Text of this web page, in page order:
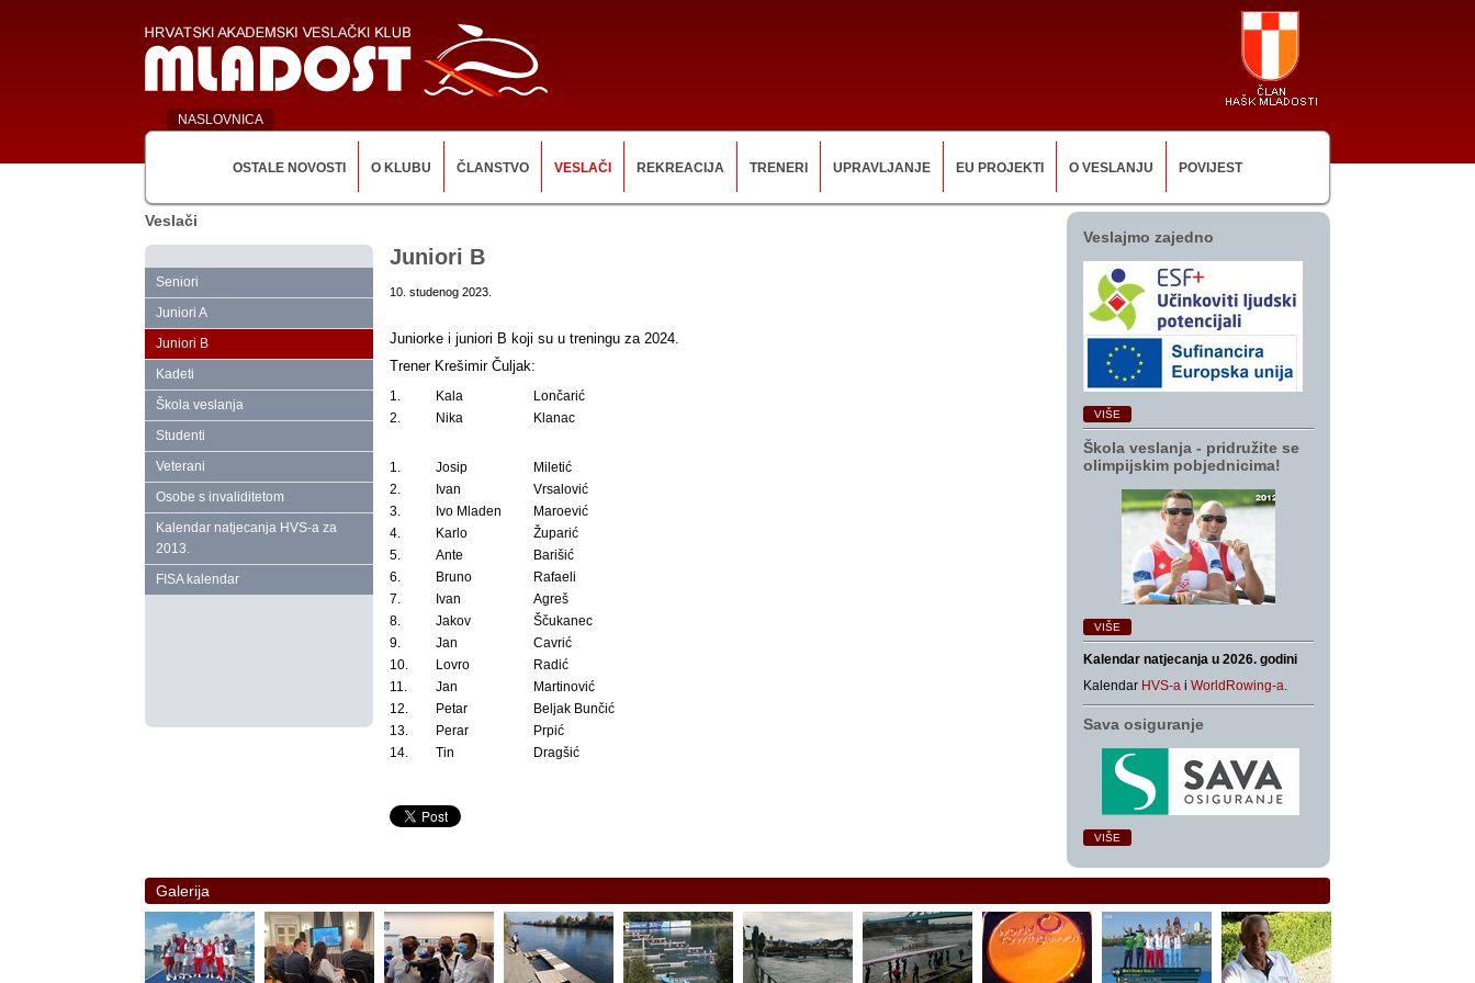
NASLOVNICA
OSTALE NOVOSTI O KLUBU ČLANSTVO VESLAČI REKREACIJA TRENERI UPRAVLJANJE EU PROJEKTI O VESLANJU POVIJEST
Veslači
Seniori
Juniori A
Juniori B
Kadeti
Škola veslanja
Studenti
Veterani
Osobe s invaliditetom
Kalendar natjecanja HVS‑a za
2013.
FISA kalendar
Juniori B
10. studenog 2023.
Juniorke i juniori B koji su u treningu za 2024.
Trener Krešimir Čuljak:
1. Kala
Lončarić
2.
Nika Klanac
1. Josip
Miletić
2.
Ivan
Vrsalović
3.
Ivo Mladen
Maroević
4.
Karlo
Župarić
5.
Ante
Barišić
6.
Bruno
Rafaeli
7.
Ivan
Agreš
8.
Jakov
Ščukanec
9.
Jan
Cavrić
10.
Lovro
Radić
11.
Jan
Martinović
12.
Petar
Beljak Bunčić
13.
Perar
Prpić
14.
Tin Dragšić
Veslajmo zajedno
VIŠE
Škola veslanja ‑ pridružite se
olimpijskim pobjednicima!
VIŠE
Kalendar natjecanja u 2026. godini
Kalendar HVS-a i WorldRowing-a.
Sava osiguranje
VIŠE
Galerija